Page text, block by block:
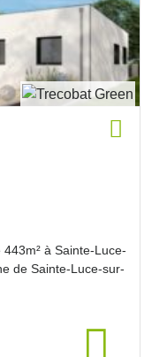
à Sainte-Luce-
de Sainte-Luce-sur-